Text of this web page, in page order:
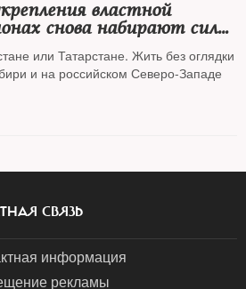
властной
снова набирают силу
или Татарстане. Жить без оглядки
и на российском Северо-Западе
СВЯЗЬ
информация
рекламы